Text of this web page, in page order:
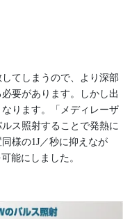
てしまうので、より深部
要があります。しかし出
ります。「メディレーザ
ス照射することで発熱に
様の1J／秒に抑えなが
能にしました。